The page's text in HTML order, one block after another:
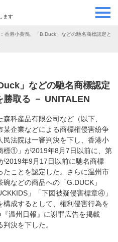
ます
香港小黄鴨、「B.Duck」などの馳名商標認定と
」などの馳名商標認定
勝取る － UNITALEN
科産品有限公司など（以下、
某企業などによる商標権侵害紛争
法院は一審判決を下し、香港小
標①」が2019年8月7日以前に、第
2019年9月17日以前に馳名商標
たことを認定した。さらに温州市
などの商品への「G.DUCK」
」「下図被疑侵害標章④」
成するとして、権利侵害行為を
温州日報』に謝罪広告を掲載
決を下した。